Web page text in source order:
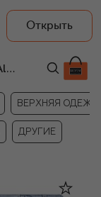
Открыть
Мужская одежда 7 For All Mankind
ВЕРХНЯЯ
ДРУГИЕ